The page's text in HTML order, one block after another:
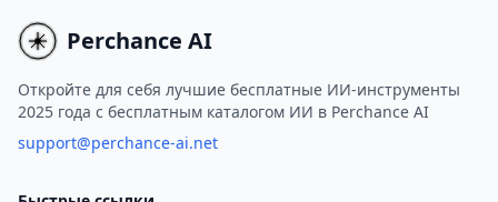
уникальными личностями и
способностями. Пользователи
могут наслаждаться
погружающимися и
интерактивными
разные личности и
приложений.
Perchance AI
Откройте для себя лучшие бесплатные ИИ-инструменты
2025 года с бесплатным каталогом ИИ в Perchance AI
support@perchance-ai.net